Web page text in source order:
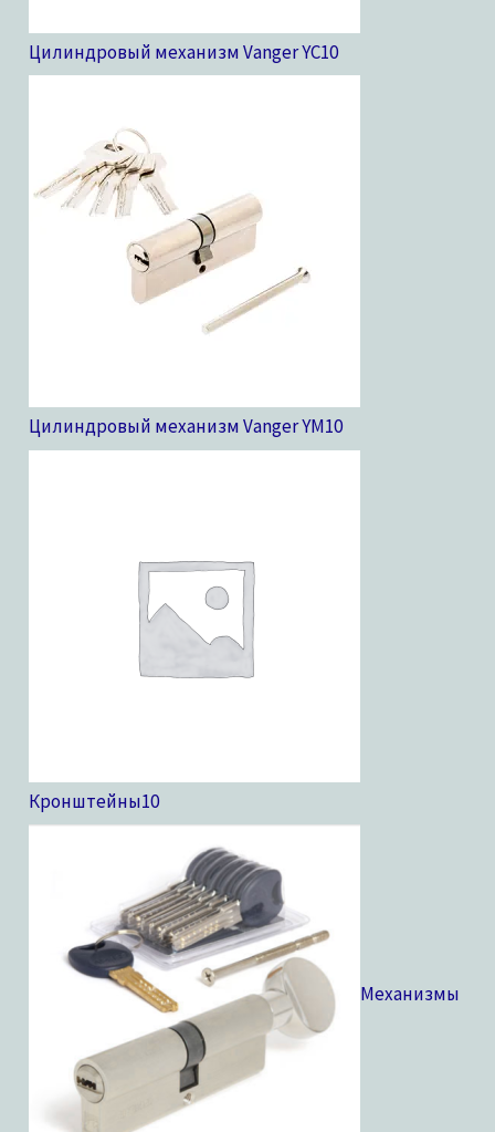
Цилиндровый механизм Vanger YC10
Цилиндровый механизм Vanger YM10
Кронштейны10
Механизмы